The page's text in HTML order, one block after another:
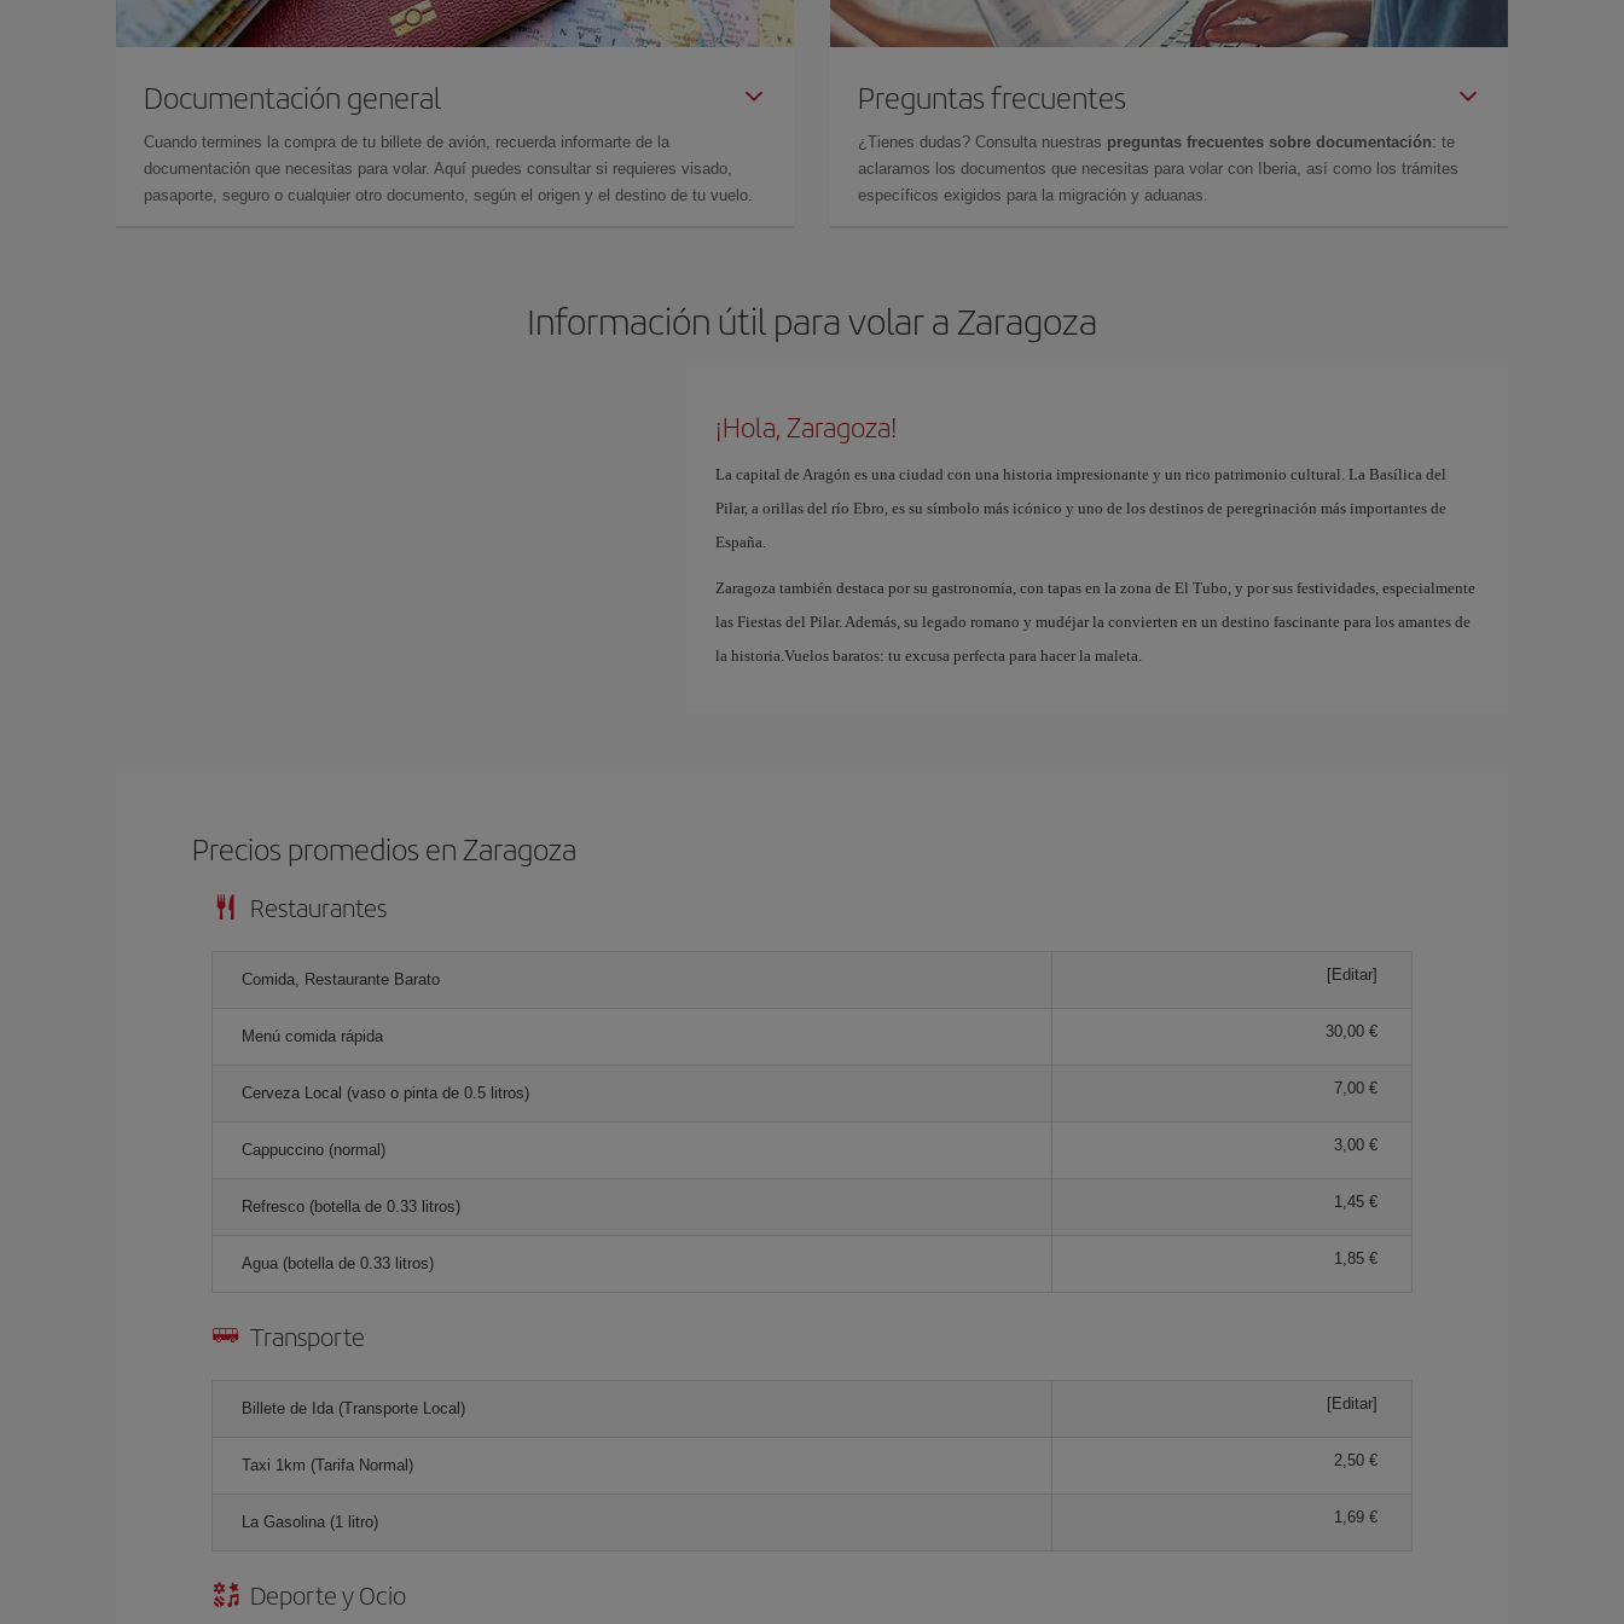
Documentación general
Cuando termines la compra de tu billete de avión, recuerda informarte de la
documentación que necesitas para volar. Aquí puedes consultar si requieres visado,
pasaporte, seguro o cualquier otro documento, según el origen y el destino de tu vuelo.
Preguntas frecuentes
¿Tienes dudas? Consulta nuestras preguntas frecuentes sobre documentación: te
aclaramos los documentos que necesitas para volar con Iberia, así como los trámites
específicos exigidos para la migración y aduanas.
Información útil para volar a Zaragoza
¡Hola, Zaragoza!
La capital de Aragón es una ciudad con una historia impresionante y un rico patrimonio cultural. La Basílica del
Pilar, a orillas del río Ebro, es su símbolo más icónico y uno de los destinos de peregrinación más importantes de
España.
Zaragoza también destaca por su gastronomía, con tapas en la zona de El Tubo, y por sus festividades, especialmente
las Fiestas del Pilar. Además, su legado romano y mudéjar la convierten en un destino fascinante para los amantes de
la historia.Vuelos baratos: tu excusa perfecta para hacer la maleta.
Precios promedios en Zaragoza
Restaurantes
Comida, Restaurante Barato [Editar]
Menú comida rápida 30,00 €
Cerveza Local (vaso o pinta de 0.5 litros) 7,00 €
Cappuccino (normal) 3,00 €
Refresco (botella de 0.33 litros) 1,45 €
Agua (botella de 0.33 litros) 1,85 €
Transporte
Billete de Ida (Transporte Local) [Editar]
Taxi 1km (Tarifa Normal) 2,50 €
La Gasolina (1 litro) 1,69 €
Deporte y Ocio